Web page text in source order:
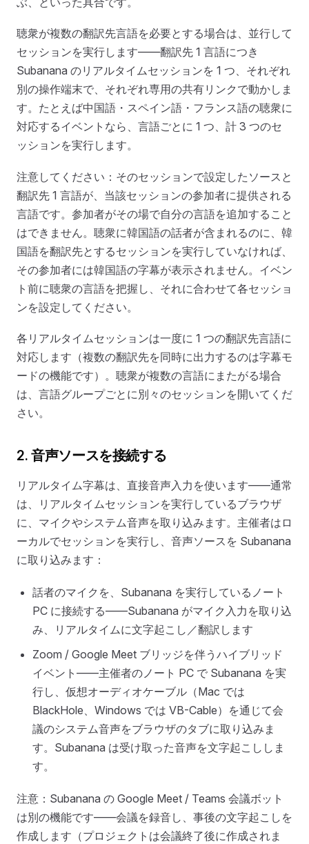
聴衆が複数の翻訳先言語を必要とする場合は、並行して
セッションを実行します——翻訳先 1 言語につき
Subanana のリアルタイムセッションを 1 つ、それぞれ
別の操作端末で、それぞれ専用の共有リンクで動かしま
す。たとえば中国語・スペイン語・フランス語の聴衆に
対応するイベントなら、言語ごとに 1 つ、計 3 つのセ
ッションを実行します。
注意してください：そのセッションで設定したソースと
翻訳先 1 言語が、当該セッションの参加者に提供される
言語です。参加者がその場で自分の言語を追加すること
はできません。聴衆に韓国語の話者が含まれるのに、韓
国語を翻訳先とするセッションを実行していなければ、
その参加者には韓国語の字幕が表示されません。イベン
ト前に聴衆の言語を把握し、それに合わせて各セッショ
ンを設定してください。
各リアルタイムセッションは一度に 1 つの翻訳先言語に
対応します（複数の翻訳先を同時に出力するのは字幕モ
ードの機能です）。聴衆が複数の言語にまたがる場合
は、言語グループごとに別々のセッションを開いてくだ
さい。
2. 音声ソースを接続する
リアルタイム字幕は、直接音声入力を使います——通常
は、リアルタイムセッションを実行しているブラウザ
に、マイクやシステム音声を取り込みます。主催者はロ
ーカルでセッションを実行し、音声ソースを Subanana
に取り込みます：
話者のマイクを、Subanana を実行しているノート
PC に接続する——Subanana がマイク入力を取り込
み、リアルタイムに文字起こし／翻訳します
Zoom / Google Meet ブリッジを伴うハイブリッド
イベント——主催者のノート PC で Subanana を実
行し、仮想オーディオケーブル（Mac では
BlackHole、Windows では VB-Cable）を通じて会
議のシステム音声をブラウザのタブに取り込みま
す。Subanana は受け取った音声を文字起こししま
す。
注意：Subanana の Google Meet / Teams 会議ボット
は別の機能です——会議を録音し、事後の文字起こしを
作成します（プロジェクトは会議終了後に作成されま